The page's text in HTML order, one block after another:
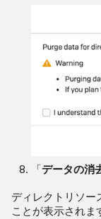
「データの消
ディレクトリソー
ことが表示されま